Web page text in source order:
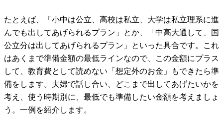
たとえば、「小中は公立、高校は私立、大学は私立理系に進
んでも出してあげられるプラン」とか、「中高大通して、国
公立分は出してあげられるプラン」といった具合です。これ
はあくまで準備金額の最低ラインなので、この金額にプラス
して、教育費として読めない「想定外のお金」もできたら準
備をします。夫婦で話し合い、どこまで出してあげたいかを
考え、使う時期別に、最低でも準備したい金額を考えましょ
う。一例を紹介します。